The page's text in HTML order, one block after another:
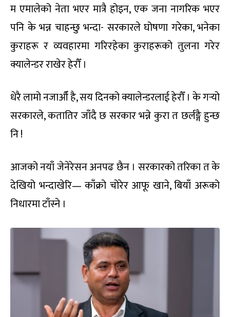
म एमालेको नेता भएर मात्रै होइन, एक जना नागरिक भएर
पनि के भन्न चाहन्छु भन्दा- सरकारले घोषणा गरेका, भनेका
कुराहरू र व्यवहारमा गरिरहेका कुराहरूको तुलना गरेर
क्यालेन्डर राखेर हेरौँ ।
धेरै लामो नजाऔँ है, सय दिनको क्यालेन्डरलाई हेरौँ । के गर्‍यो
सरकारले, कतातिर जाँदै छ सरकार भन्ने कुरा त छर्लङ्गै हुन्छ
नि !
आजको नयाँ जेनेरेसन अनपढ छैन । सरकारको तरिका त के
देखियो भन्दाखेरि— काँक्रो चोरेर आफू खाने, बियाँ अरूको
निधारमा टाँस्ने ।